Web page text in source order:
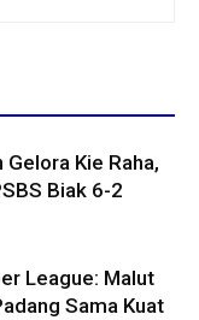
Kie Raha,
Biak 6-2
League: Malut
Sama Kuat